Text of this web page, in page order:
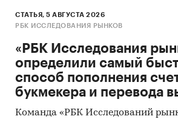
СТАТЬЯ, 5 АВГУСТА 2026
РБК ИССЛЕДОВАНИЯ РЫНКОВ
«РБК Исследования
определили самый
способ пополнения
букмекера и перевода
Команда «РБК Исследований